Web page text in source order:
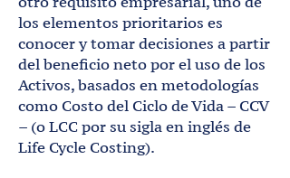
los elementos prioritarios es
conocer y tomar decisiones a partir
del beneficio neto por el uso de los
Activos, basados en metodologías
como Costo del Ciclo de Vida – CCV
– (o LCC por su sigla en inglés de
Life Cycle Costing).